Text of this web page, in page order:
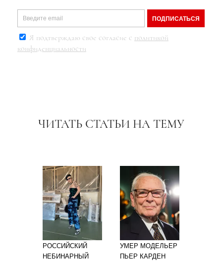
ПОДПИСАТЬСЯ
Я подтверждаю свое согласие с политикой
конфиденциальности
ЧИТАТЬ СТАТЬИ НА ТЕМУ
РОССИЙСКИЙ
НЕБИНАРНЫЙ
УМЕР МОДЕЛЬЕР
ПЬЕР КАРДЕН